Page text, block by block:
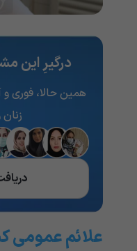
درگیرِ این
همین حالا، فوری
علائم عمومی